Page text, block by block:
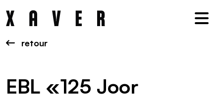
retour
EBL «125 Joor